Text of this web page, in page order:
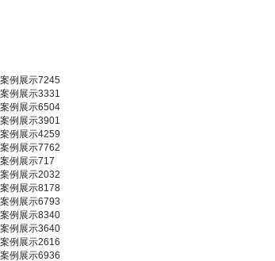
案例展示7245
案例展示3331
案例展示6504
案例展示3901
案例展示4259
案例展示7762
案例展示717
案例展示2032
案例展示8178
案例展示6793
案例展示8340
案例展示3640
案例展示2616
案例展示6936